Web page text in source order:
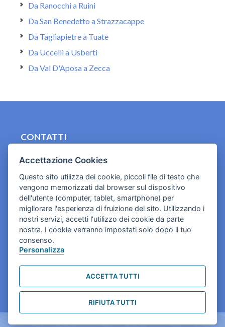
Da Ranocchi a Ruini
Da San Benedetto a Strazzacappe
Da Tagliapietre a Tuate
Da Uccelli a Usberti
Da Val D'Aposa a Zecca
CONTATTI
Cookies e informativa privacy
Accettazione Cookies
Questo sito utilizza dei cookie, piccoli file di testo che
vengono memorizzati dal browser sul dispositivo
dell'utente (computer, tablet, smartphone) per
migliorare l'esperienza di fruizione del sito. Utilizzando i
nostri servizi, accetti l'utilizzo dei cookie da parte
nostra. I cookie verranno impostati solo dopo il tuo
consenso.
Personalizza
ACCETTA TUTTI
RIFIUTA TUTTI